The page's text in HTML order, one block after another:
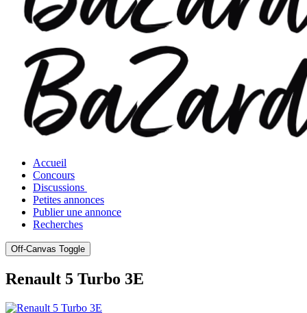
Accueil
Concours
Discussions
Petites annonces
Publier une annonce
Recherches
Off-Canvas Toggle
Renault 5 Turbo 3E